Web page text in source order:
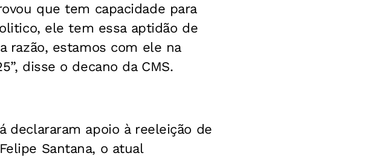
que tem capacidade para
ele tem essa aptidão de
razão, estamos com ele na
disse o decano da CMS.
declararam apoio à reeleição de
Santana, o atual